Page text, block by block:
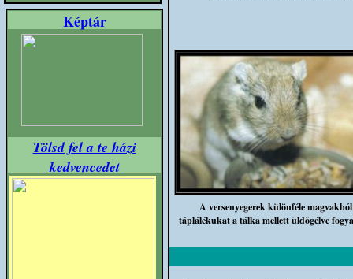
Tölsd fel a te házi
kedvencedet
Képtár
A versenyegerek különféle
táplálékukat a tálka mellett üldögélve